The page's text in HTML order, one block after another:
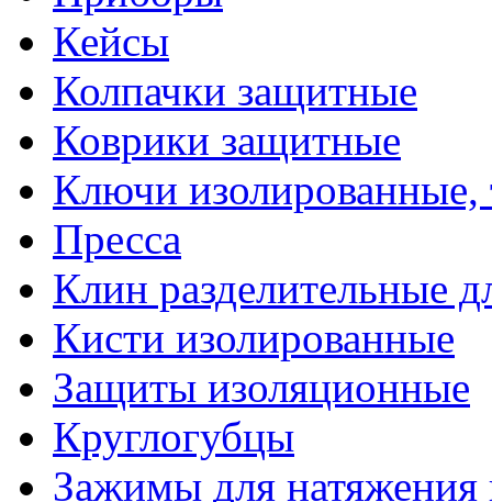
Кейсы
Колпачки защитные
Коврики защитные
Ключи изолированные,
Пресса
Клин разделительные
Кисти изолированные
Защиты изоляционные
Круглогубцы
Зажимы для натяжения